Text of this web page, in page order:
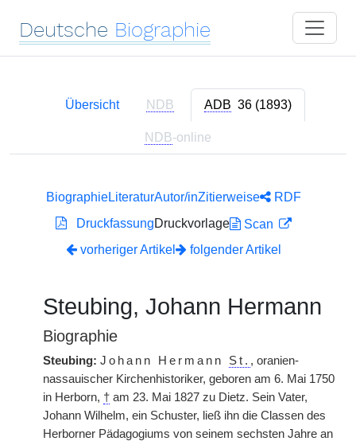
Deutsche Biographie
Übersicht NDB ADB 36 (1893)
NDB-online
BiographieLiteraturAutor/inZitierweise
RDF
DruckfassungDruckvorlage
Scan
vorheriger Artikel
folgender Artikel
Steubing, Johann Hermann
Biographie
Steubing: Johann Hermann St. , oranien-
nassauischer Kirchenhistoriker, geboren am 6. Mai 1750
in Herborn, † am 23. Mai 1827 zu Dietz. Sein Vater,
Johann Wilhelm, ein Schuster, ließ ihn die Classen des
Herborner Pädagogiums von seinem sechsten Jahre an